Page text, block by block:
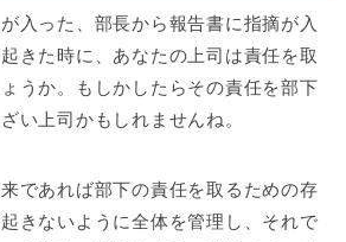
入った、部長から報告書に指摘が入
きた時に、あなたの上司は責任を取
うか。もしかしたらその責任を部下
い上司かもしれませんね。
であれば部下の責任を取るための存
きないように全体を管理し、それで